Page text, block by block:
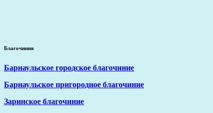
Благочиния
Барнаульское городское благочиние
Барнаульское пригородное благочиние
Заринское благочиние